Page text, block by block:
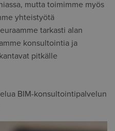
mutta toimimme myös
yhteistyötä
tarkasti alan
konsultointia ja
pitkälle
BIM-konsultointipalvelun